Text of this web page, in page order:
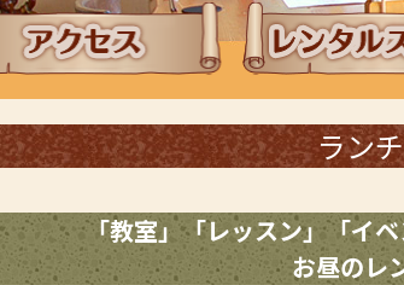
アクセス ランチタイムにレ
ラン
「教室」「レッスン」「イ
お昼のレ